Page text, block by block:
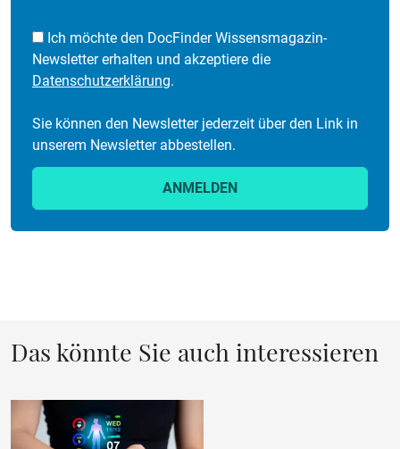
Ich möchte den DocFinder Wissensmagazin-
Newsletter erhalten und akzeptiere die
Datenschutzerklärung.
Sie können den Newsletter jederzeit über den Link in
unserem Newsletter abbestellen.
ANMELDEN
Das könnte Sie auch interessieren